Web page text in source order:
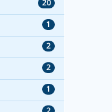
20
1
2
2
1